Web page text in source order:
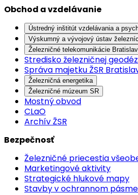
Obchod a vzdelávanie
Ústredný inštitút vzdelávania a
Výskumný a vývojový ústav
Železničné telekomunikácie
Stredisko železničnej
Správa majetku ŽSR
Železničná energetika
Železničné múzeum SR
Mostný obvod
CLaO
Archív ŽSR
Bezpečnosť
Železničné priecestia
Marketingové aktivity
Strategické hlukové mapy
Stavby v ochrannom